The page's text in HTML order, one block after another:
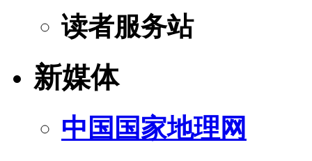
读者服务站
新媒体
中国国家地理网